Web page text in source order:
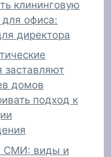
клининговую
офиса:
директора
заставляют
домов
подход к
СМИ: виды и